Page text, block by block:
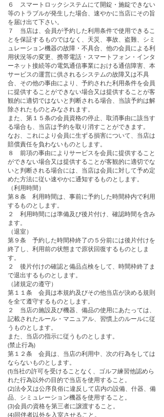
６ スマートロックシステムにて開錠・施錠できない
等のトラブルが発生した場合、速やかに当店にその旨
を届け出て下さい。
７ 当店は、会員が予約した利用条件で使用できるこ
とを保証するものではなく、天災、事故、盗難、シミ
ュレーション機器の故障・不具合、他の会員による利
用状況等の変更、携帯電話・スマートフォン・インタ
ーネット接続等の電気通信事業における通信障害、本
サービスの運営に供されるシステムの故障又は不具
合、その他の事由により、予約された利用条件を会員
に提供することができない場合又は提供することが客
観的に適切ではないと判断される場合、当該予約は解
除されたものとみなされます。
また、第１５条の会員資格の停止、取消事由に該当す
る場合も、当店は予約を取り消すことができます。
なお、これにより会員に生ずる損害について、当店は
賠償責任を負わないものとします。
８ 前項の事由によりサービスを会員に提供すること
ができない場合又は提供することが客観的に適切でな
いと判断される場合には、当店は会員に対して予め定
めた方法に従い速やかに通知するものとします。
（利用時間）
第８条 利用時間は、事前に予約した時間枠内で利用
するものとします。
２ 利用時間には準備及び後片付け、確認時間を含み
ます。
（退室）
第９条 予約した時間枠終了の５分前には後片付けを
終了し、利用前の状態まで原状回復するものとしま
す。
２ 後片付けの確認と備品点検をして、時間枠終了ま
で退出するものとします。
（諸規定の遵守）
第１１条 会員は本規約及びその他当店が決める規則
を全て遵守するものとします。
２ 当店の施設及び機器、備品の使用にあたっては、
記載されたルール・マニュアル、習慣上のルールに従
うものとします。
また、当店の指示に従うものとします。
(禁止行為)
第１２条 会員は、当店の利用中、次の行為をしては
ならないものとします。
(1)当社の許可を受けることなく、ゴルフ練習他認めら
れた行為以外の目的で当店を使用すること。
(2)法令又は公序良俗に違反して店内の設備、什器、備
品、シミュレーション機器を使用すること。
(3)会員の資格を第三者に譲渡すること。
(4)同伴者以外を入室させること。